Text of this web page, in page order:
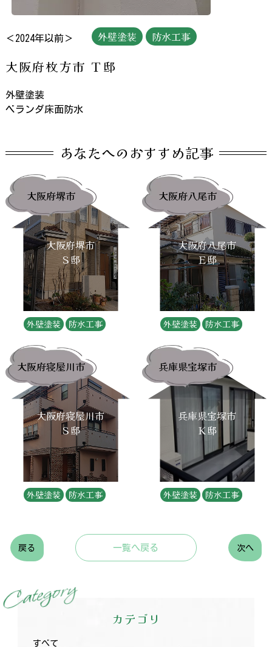
＜2024年以前＞ 外壁塗装 防水工事
大阪府枚方市 Ｔ邸
外壁塗装
ベランダ床面防水
あなたへのおすすめ記事
大阪府堺市
大阪府堺市
Ｓ邸
外壁塗装 防水工事
大阪府八尾市
大阪府八尾市
Ｅ邸
外壁塗装 防水工事
大阪府寝屋川市
大阪府寝屋川市
Ｓ邸
外壁塗装 防水工事
兵庫県宝塚市
兵庫県宝塚市
Ｋ邸
外壁塗装 防水工事
戻る 一覧へ戻る 次へ
Category
カテゴリ
すべて